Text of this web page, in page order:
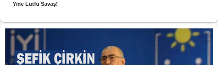
Yine Lütfü Savaş!